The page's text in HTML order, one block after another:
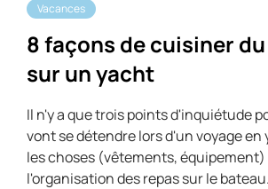
Vacances
8 façons de cuisiner
sur un yacht
Il n'y a que trois points d'inquiétude
vont se détendre lors d'un voyage en
les choses (vêtements,
l'organisation des repas sur le bateau.